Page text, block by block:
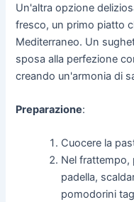
Un'altra opzione
fresco, un primo piatto
Mediterraneo. Un
sposa alla perfezione
creando un'armonia di
Preparazione:
Cuocere la
Nel frattempo,
padella,
pomodorini